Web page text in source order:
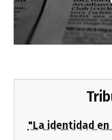
"La identidad